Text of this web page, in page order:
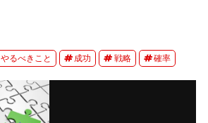
やるべきこと 成功 戦略 確率